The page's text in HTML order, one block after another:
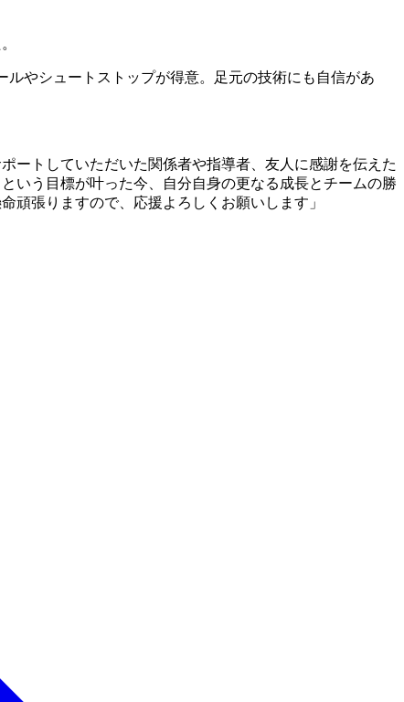
やシュートストップが得意。足元の技術にも自信があ
ートしていただいた関係者や指導者、友人に感謝を伝えた
いう目標が叶った今、自分自身の更なる成長とチームの勝
頑張りますので、応援よろしくお願いします」